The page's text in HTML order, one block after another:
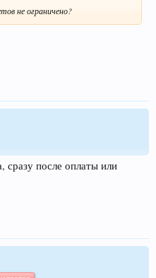
не ограничено?
сразу после оплаты или